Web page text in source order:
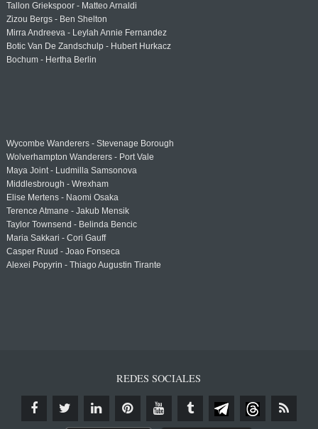
Tallon Griekspoor - Matteo Arnaldi
Zizou Bergs - Ben Shelton
Mirra Andreeva - Leylah Annie Fernandez
Botic Van De Zandschulp - Hubert Hurkacz
Bochum - Hertha Berlin
Wycombe Wanderers - Stevenage Borough
Wolverhampton Wanderers - Port Vale
Maya Joint - Ludmilla Samsonova
Middlesbrough - Wrexham
Elise Mertens - Naomi Osaka
Terence Atmane - Jakub Mensik
Taylor Townsend - Belinda Bencic
Maria Sakkari - Cori Gauff
Casper Ruud - Joao Fonseca
Alexei Popyrin - Thiago Augustin Tirante
REDES SOCIALES